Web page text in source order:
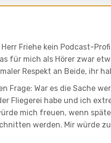
Friehe kein Podcast-
für mich als Hörer zwar
Respekt an Beide, ihr
Frage: War es die Sache
Fliegerei habe und ich
mich freuen, wenn
werden. Mir würde